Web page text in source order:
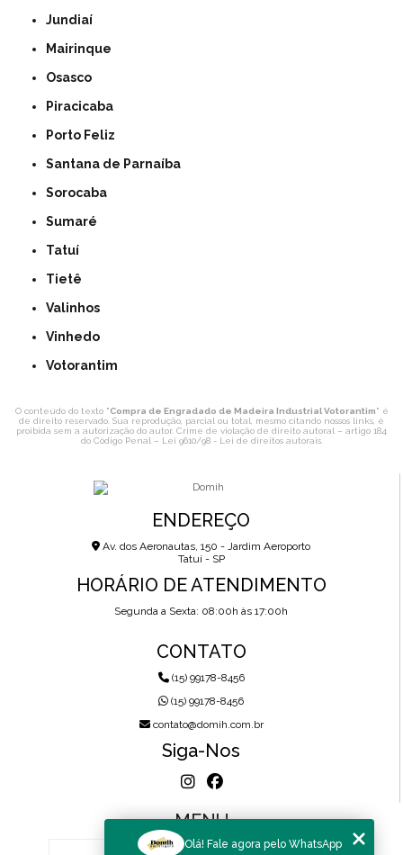
Jundiaí
Mairinque
Osasco
Piracicaba
Porto Feliz
Santana de Parnaíba
Sorocaba
Sumaré
Tatuí
Tietê
Valinhos
Vinhedo
Votorantim
O conteúdo do texto "Compra de Engradado de Madeira Industrial Votorantim" é
de direito reservado. Sua reprodução, parcial ou total, mesmo citando nossos links, é
proibida sem a autorização do autor. Crime de violação de direito autoral – artigo 184
do Código Penal – Lei 9610/98 - Lei de direitos autorais.
ENDEREÇO
Av. dos Aeronautas, 150 - Jardim Aeroporto
Tatuí - SP
HORÁRIO DE ATENDIMENTO
Segunda a Sexta: 08:00h às 17:00h
CONTATO
(15) 99178-8456
(15) 99178-8456
contato@domih.com.br
Siga-Nos
MENU
HOME
Olá! Fale agora pelo WhatsApp